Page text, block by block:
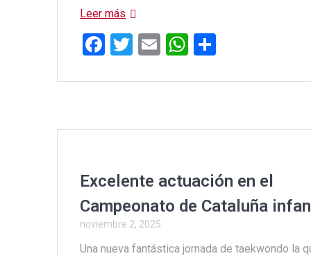
Leer más
F
ce
o
k
T
tt
E
ail
W
at
A
p
m
ar
Excelente actuación en el
Campeonato de Cataluña
noviembre 2, 2025
Una nueva fantástica jornada de taekwondo la